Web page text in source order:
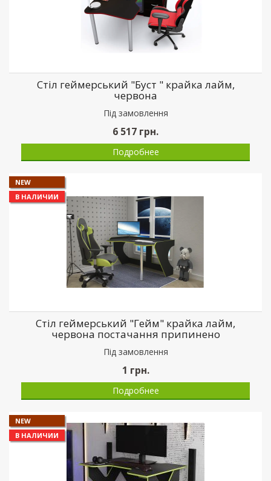
Стіл геймерський "Буст " крайка лайм,
червона
Пiд замовлення
6 517 грн.
Подробнее
NEW
В НАЛИЧИИ
Стіл геймерський "Гейм" крайка лайм,
червона постачання припинено
Пiд замовлення
1 грн.
Подробнее
NEW
В НАЛИЧИИ